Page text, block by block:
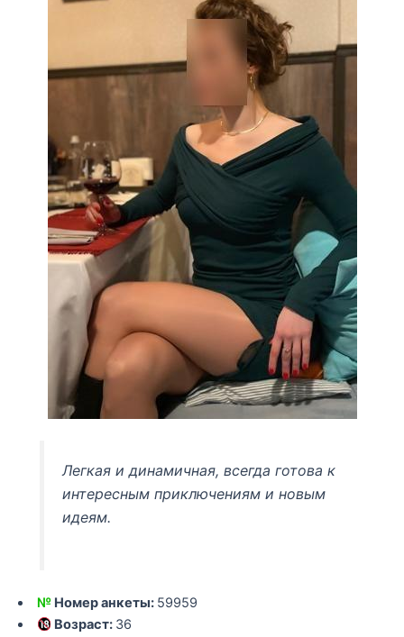
Легкая и динамичная, всегда готова к
интересным приключениям и новым
идеям.
№ Номер анкеты: 59959
Возраст: 36